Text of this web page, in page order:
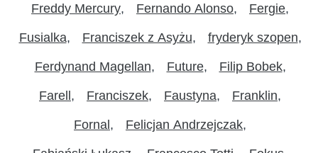
Freddy Mercury Fernando Alonso Fergie
Fusialka Franciszek z Asyżu fryderyk szopen
Ferdynand Magellan Future Filip Bobek
Farell Franciszek Faustyna Franklin
Fornal Felicjan Andrzejczak